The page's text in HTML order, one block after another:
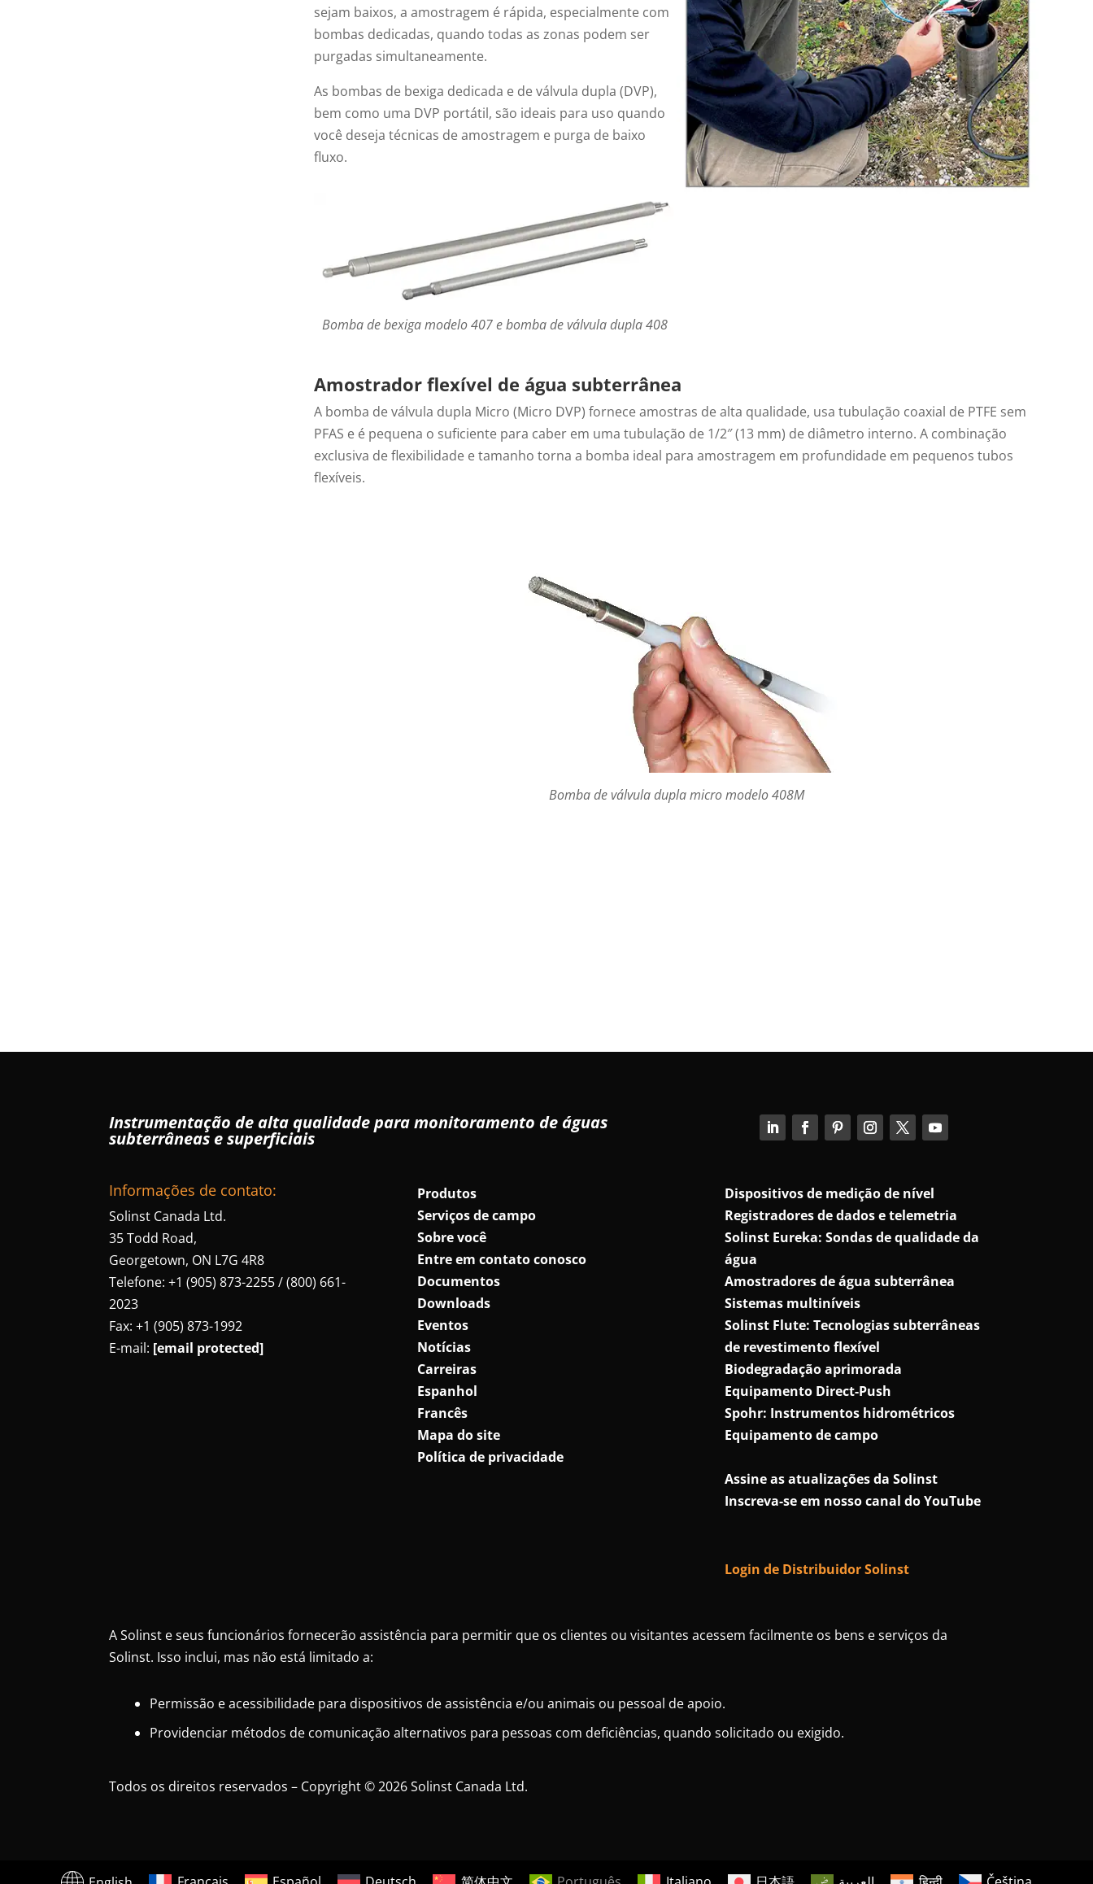
sejam baixos, a amostragem é rápida, especialmente com
bombas dedicadas, quando todas as zonas podem ser
purgadas simultaneamente.
As bombas de bexiga dedicada e de válvula dupla (DVP),
bem como uma DVP portátil, são ideais para uso quando
você deseja técnicas de amostragem e purga de baixo
fluxo.
Bomba de bexiga modelo 407 e bomba de válvula dupla 408
Amostrador flexível de água subterrânea
A bomba de válvula dupla Micro (Micro DVP) fornece amostras de alta qualidade, usa tubulação coaxial de PTFE sem
PFAS e é pequena o suficiente para caber em uma tubulação de 1/2″ (13 mm) de diâmetro interno. A combinação
exclusiva de flexibilidade e tamanho torna a bomba ideal para amostragem em profundidade em pequenos tubos
flexíveis.
Bomba de válvula dupla micro modelo 408M
Instrumentação de alta qualidade para monitoramento de águas
subterrâneas e superficiais
Informações de contato:
Solinst Canada Ltd.
35 Todd Road,
Georgetown, ON L7G 4R8
Telefone: +1 (905) 873-2255 / (800) 661-
2023
Fax: +1 (905) 873-1992
E-mail: [email protected]
Produtos
Serviços de campo
Sobre você
Entre em contato conosco
Documentos
Downloads
Eventos
Notícias
Carreiras
Espanhol
Francês
Mapa do site
Política de privacidade
Dispositivos de medição de nível
Registradores de dados e telemetria
Solinst Eureka: Sondas de qualidade da
água
Amostradores de água subterrânea
Sistemas multiníveis
Solinst Flute: Tecnologias subterrâneas
de revestimento flexível
Biodegradação aprimorada
Equipamento Direct-Push
Spohr: Instrumentos hidrométricos
Equipamento de campo
Assine as atualizações da Solinst
Inscreva-se em nosso canal do YouTube
Login de Distribuidor Solinst
A Solinst e seus funcionários fornecerão assistência para permitir que os clientes ou visitantes acessem facilmente os bens e serviços da
Solinst. Isso inclui, mas não está limitado a:
Permissão e acessibilidade para dispositivos de assistência e/ou animais ou pessoal de apoio.
Providenciar métodos de comunicação alternativos para pessoas com deficiências, quando solicitado ou exigido.
Todos os direitos reservados – Copyright © 2026 Solinst Canada Ltd.